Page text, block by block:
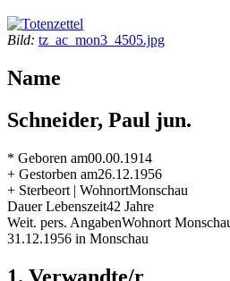
Bild: tz_ac_mon3_4505.jpg
Name
Schneider, Paul jun.
* Geboren am00.00.1914
+ Gestorben am26.12.1956
+ Sterbeort | WohnortMonschau
Dauer Lebenszeit42 Jahre
Weit. pers. AngabenWohnort
31.12.1956 in Monschau
1. Verwandte/r